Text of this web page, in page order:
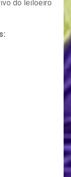
do leiloeiro